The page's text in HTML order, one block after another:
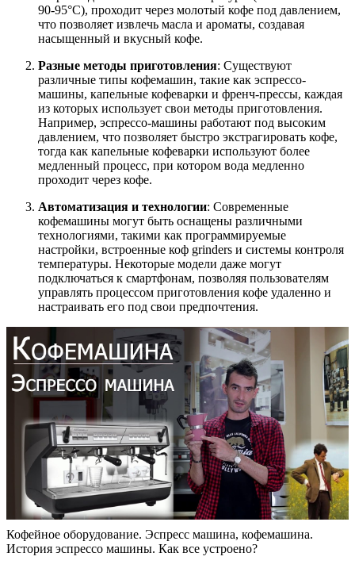
90-95°C), проходит через молотый кофе под давлением,
что позволяет извлечь масла и ароматы, создавая
насыщенный и вкусный кофе.
Разные методы приготовления: Существуют
различные типы кофемашин, такие как эспрессо-
машины, капельные кофеварки и френч-прессы, каждая
из которых использует свои методы приготовления.
Например, эспрессо-машины работают под высоким
давлением, что позволяет быстро экстрагировать кофе,
тогда как капельные кофеварки используют более
медленный процесс, при котором вода медленно
проходит через кофе.
Автоматизация и технологии: Современные
кофемашины могут быть оснащены различными
технологиями, такими как программируемые
настройки, встроенные коф grinders и системы контроля
температуры. Некоторые модели даже могут
подключаться к смартфонам, позволяя пользователям
управлять процессом приготовления кофе удаленно и
настраивать его под свои предпочтения.
Кофейное оборудование. Эспресс машина, кофемашина.
История эспрессо машины. Как все устроено?